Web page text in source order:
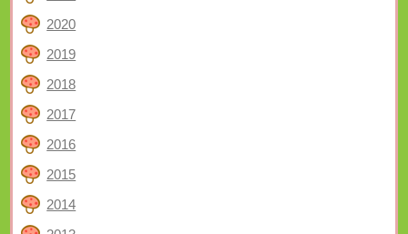
2020
2019
2018
2017
2016
2015
2014